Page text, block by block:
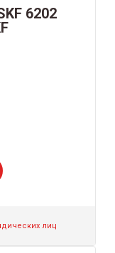
6202
лиц